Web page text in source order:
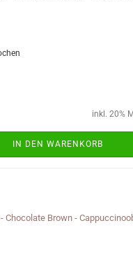
inkl. 20%
IN DEN WARENKORB